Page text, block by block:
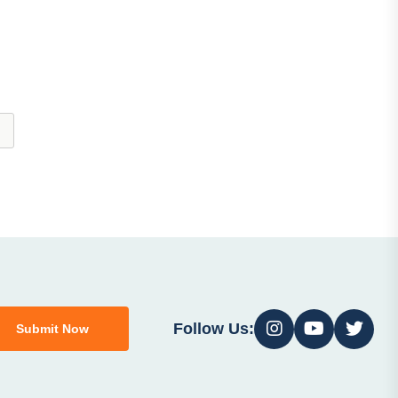
Submit Now Follow Us: